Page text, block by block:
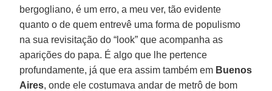
bergogliano, é um erro, a meu ver, tão evidente
quanto o de quem entrevê uma forma de populismo
na sua revisitação do “look” que acompanha as
aparições do papa. É algo que lhe pertence
profundamente, já que era assim também em Buenos
Aires, onde ele costumava andar de metrô de bom